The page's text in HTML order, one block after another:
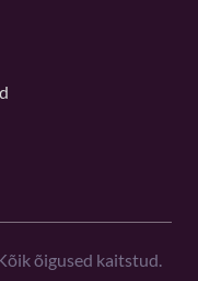
õigused kaitstud.